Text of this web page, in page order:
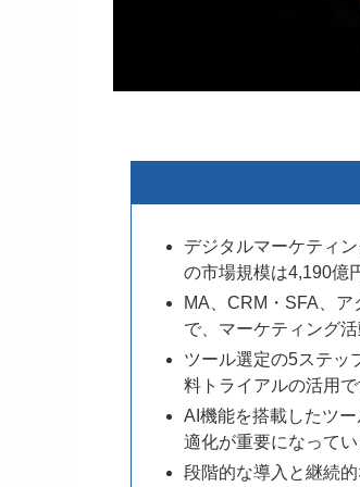
デジタルマーケティ
の市場規模は4,190億
MA、CRM・SFA、
で、マーケティング
ツール選定の5ステッ
料トライアルの活用で
AI機能を搭載したツ
適化が重要になって
段階的な導入と継続